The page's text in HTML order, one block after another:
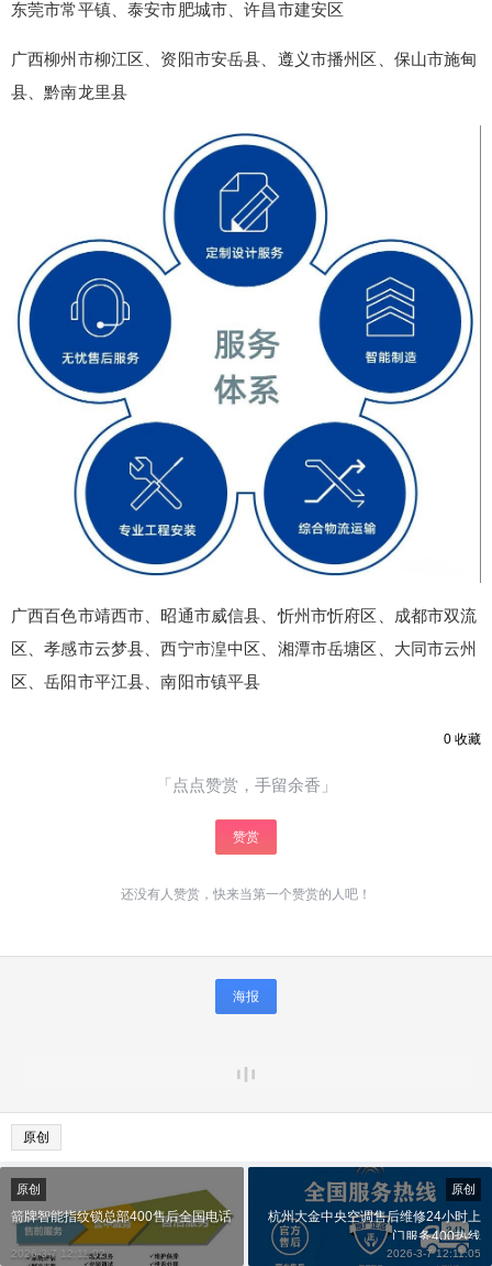
东莞市常平镇、泰安市肥城市、许昌市建安区
广西柳州市柳江区、资阳市安岳县、遵义市播州区、保山市施甸
县、黔南龙里县
广西百色市靖西市、昭通市威信县、忻州市忻府区、成都市双流
区、孝感市云梦县、西宁市湟中区、湘潭市岳塘区、大同市云州
区、岳阳市平江县、南阳市镇平县
0 收藏
「点点赞赏，手留余香」
赞赏
还没有人赞赏，快来当第一个赞赏的人吧！
海报
原创
元
立刻支付
¥
原创
箭牌智能指纹锁总部400售后全国电话
2026-3-7 12:11:02
原创
杭州大金中央空调售后维修24小时上
门服务400热线
2026-3-7 12:11:05
您没有权限发布内容，请购买会员或者提升权
限。
6位以上
6位以上
忘记密码？找回